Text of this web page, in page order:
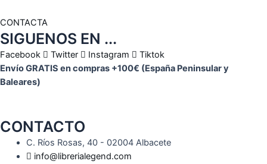
CONTACTA
SIGUENOS EN ...
Facebook Twitter Instagram
Tiktok
Envío GRATIS en compras +100€ (España Peninsular y
Baleares)
CONTACTO
C. Ríos Rosas, 40 - 02004 Albacete
info@librerialegend.com